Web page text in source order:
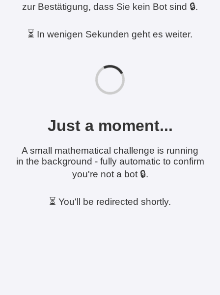
zur Bestätigung, dass Sie kein Bot sind 🔒.
⏳ In wenigen Sekunden geht es weiter.
Just a moment...
A small mathematical challenge is running
in the background - fully automatic to confirm
you're not a bot 🔒.
⏳ You'll be redirected shortly.